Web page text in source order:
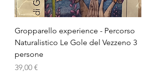
Gropparello experience - Percorso
Naturalistico Le Gole del Vezzeno 3
persone
Prezzo
39,00 €